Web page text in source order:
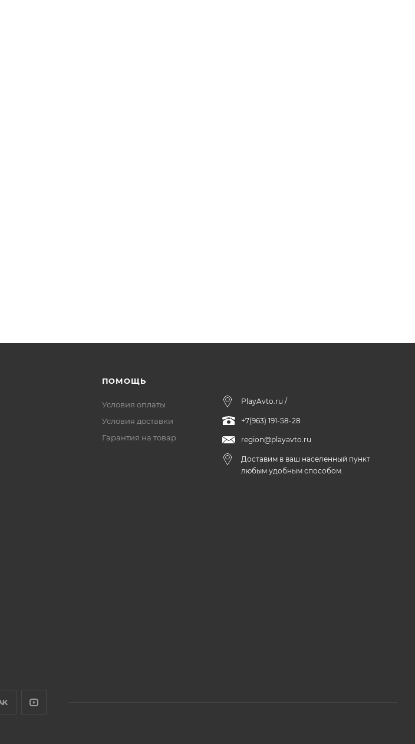
ПОМОЩЬ
Условия оплаты
Условия доставки
Гарантия на товар
PlayAvto.ru /
+7(963) 191-58-28
region@playavto.ru
Доставим в ваш населенный пункт
любым удобным способом.